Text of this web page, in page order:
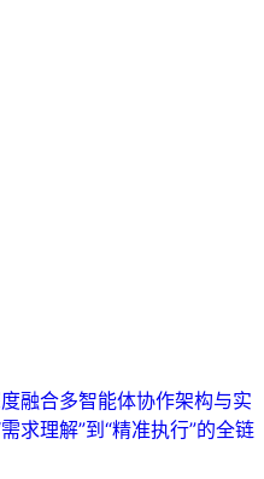
融合多智能体协作架构与实
求理解”到“精准执行”的全链